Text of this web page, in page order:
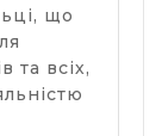
що
та всіх,